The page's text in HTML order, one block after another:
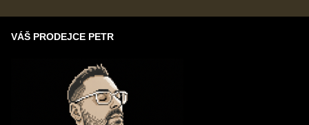
VÁŠ PRODEJCE PETR